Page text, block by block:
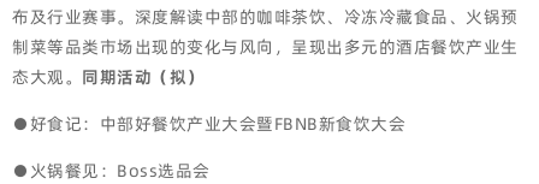
布及行业赛事。深度解读中部的咖啡茶饮、冷冻冷藏食品、火锅预
制菜等品类市场出现的变化与风向，呈现出多元的酒店餐饮产业生
态大观。 同期活动（拟）
●好食记：中部好餐饮产业大会暨FBNB新食饮大会
●火锅餐见：Boss选品会